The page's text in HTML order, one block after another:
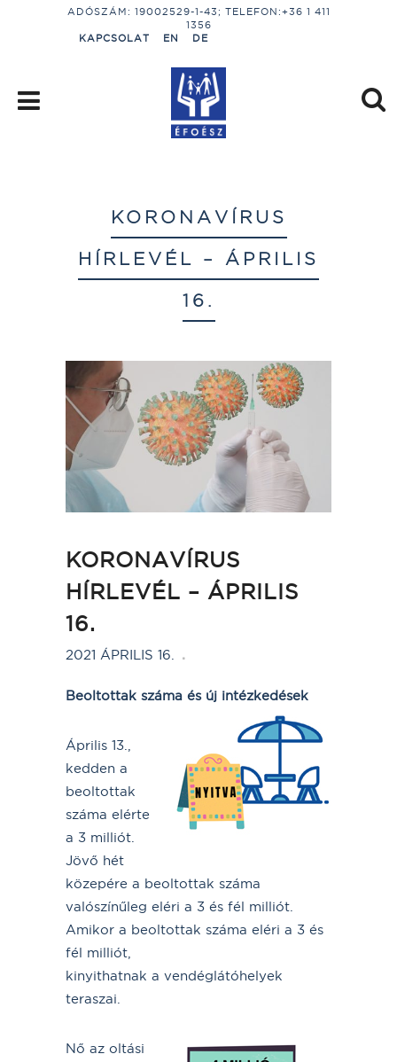
ADÓSZÁM: 19002529-1-43; TELEFON:+36 1 411
1356
KAPCSOLAT
EN DE
KORONAVÍRUS
HÍRLEVÉL – ÁPRILIS
16.
KORONAVÍRUS
HÍRLEVÉL – ÁPRILIS
16.
2021 ÁPRILIS 16.
Beoltottak száma és új intézkedések
Április 13.,
kedden a
beoltottak
száma elérte
a 3 milliót.
Jövő hét
közepére a beoltottak száma
valószínűleg eléri a 3 és fél milliót.
Amikor a beoltottak száma eléri a 3 és
fél milliót,
kinyithatnak a vendéglátóhelyek
teraszai.
Nő az oltási